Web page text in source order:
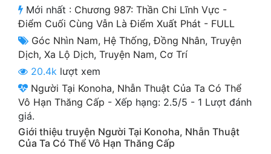
Du Hí
Dã Sử
Dị Giới
Dị Năng
Gia Đấu
Góc Nhìn Nam
Mới nhất : Chương 987: Thần Chi Lĩnh Vực -
Điểm Cuối Cùng Vẫn Là Điểm Xuất Phát - FULL
Góc Nhìn Nam, Hệ Thống,Đồng Nhân, Truyện
Dịch, Xa Lộ Dịch, Truyện Nam, Cơ Trí
20.4k lượt xem
Người Tại Konoha, Nhẫn Thuật Của Ta Có Thể
Vô Hạn Thăng Cấp - Xếp hạng: 2.5/5 - 1 Lượt đánh
giá.
Giới thiệu truyện Người Tại Konoha, Nhẫn Thuật
Của Ta Có Thể Vô Hạn Thăng Cấp